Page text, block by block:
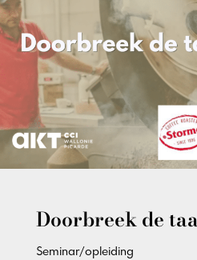
Doorbreek de
Seminar/opleiding